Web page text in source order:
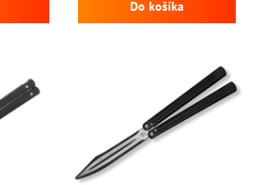
výbrus a
Do košíka